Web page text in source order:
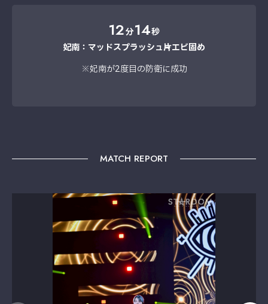
12分14秒
妃南：マッドスプラッシュ→片エビ固め
※妃南が2度目の防衛に成功
MATCH REPORT